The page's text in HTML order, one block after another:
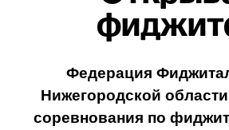
Место для твоей идеи
Telegram